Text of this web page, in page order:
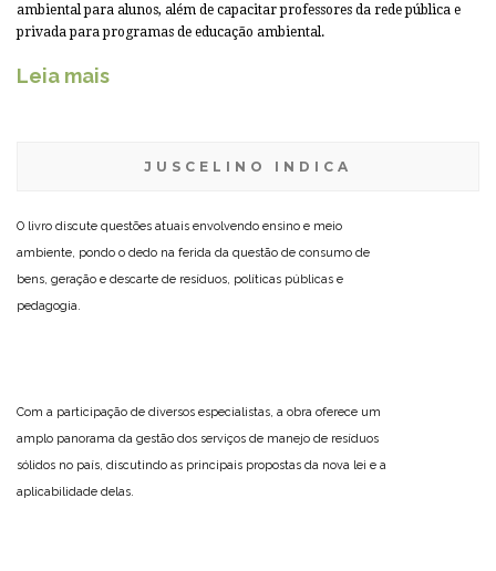
ambiental para alunos, além de capacitar professores da rede pública e
privada para programas de educação ambiental.
Leia mais
JUSCELINO INDICA
O livro discute questões atuais envolvendo ensino e meio
ambiente, pondo o dedo na ferida da questão de consumo de
bens, geração e descarte de resíduos, políticas públicas e
pedagogia.
Com a participação de diversos especialistas, a obra oferece um
amplo panorama da gestão dos serviços de manejo de resíduos
sólidos no país, discutindo as principais propostas da nova lei e a
aplicabilidade delas.